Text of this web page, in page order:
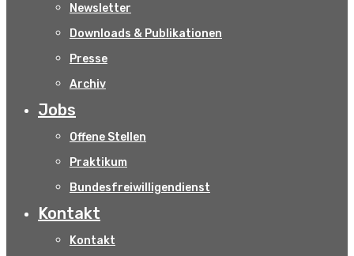
Newsletter
Downloads & Publikationen
Presse
Archiv
Jobs
Offene Stellen
Praktikum
Bundesfreiwilligendienst
Kontakt
Kontakt